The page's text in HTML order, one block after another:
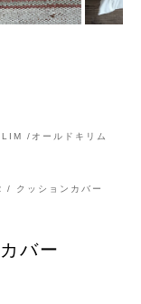
/オールドキリム
クッションカバー
バー